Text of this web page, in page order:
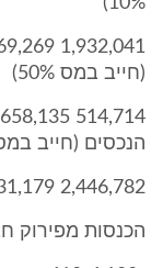
(חייב במס 50%)
הנכסים (חייב במס
2,446,782 3,531,179 7,092,561 סה"כ
הכנסות מפירוק